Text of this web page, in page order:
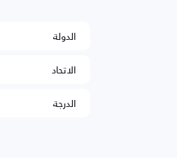
الدولة
الاتحاد
الدرجة